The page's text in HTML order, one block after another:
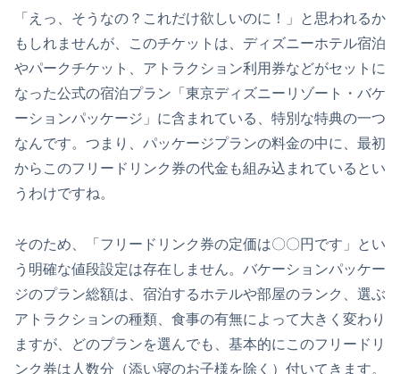
「えっ、そうなの？これだけ欲しいのに！」と思われるか
もしれませんが、このチケットは、ディズニーホテル宿泊
やパークチケット、アトラクション利用券などがセットに
なった公式の宿泊プラン「東京ディズニーリゾート・バケ
ーションパッケージ」に含まれている、特別な特典の一つ
なんです。つまり、パッケージプランの料金の中に、最初
からこのフリードリンク券の代金も組み込まれているとい
うわけですね。
そのため、「フリードリンク券の定価は〇〇円です」とい
う明確な値段設定は存在しません。バケーションパッケー
ジのプラン総額は、宿泊するホテルや部屋のランク、選ぶ
アトラクションの種類、食事の有無によって大きく変わり
ますが、どのプランを選んでも、基本的にこのフリードリ
ンク券は人数分（添い寝のお子様を除く）付いてきます。